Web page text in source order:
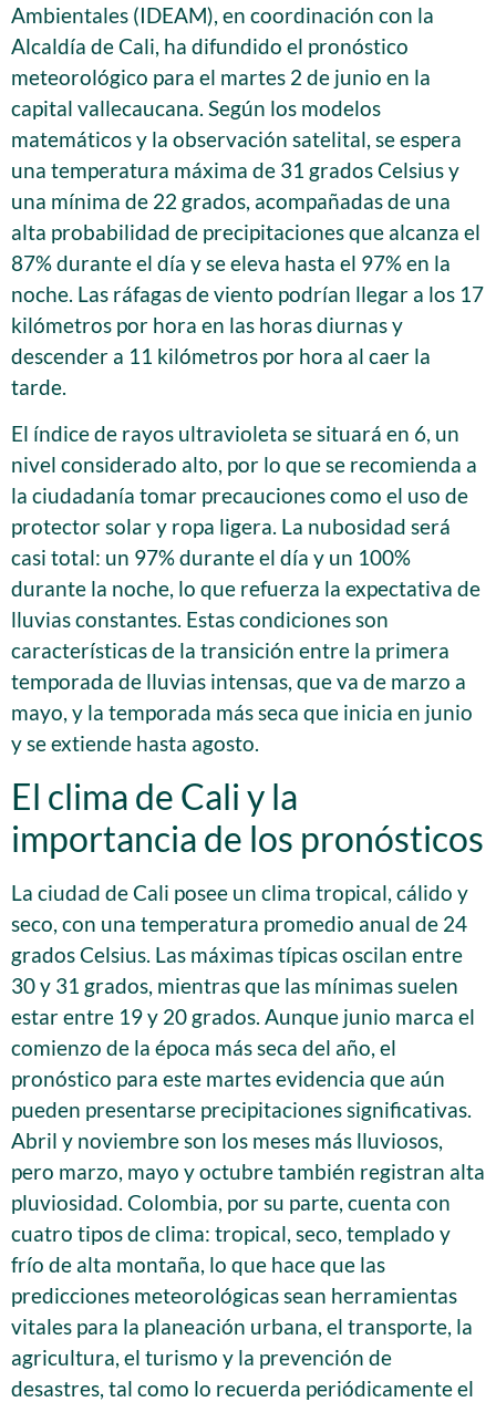
Ambientales (IDEAM), en coordinación con la
Alcaldía de Cali, ha difundido el pronóstico
meteorológico para el martes 2 de junio en la
capital vallecaucana. Según los modelos
matemáticos y la observación satelital, se espera
una temperatura máxima de 31 grados Celsius y
una mínima de 22 grados, acompañadas de una
alta probabilidad de precipitaciones que alcanza el
87% durante el día y se eleva hasta el 97% en la
noche. Las ráfagas de viento podrían llegar a los 17
kilómetros por hora en las horas diurnas y
descender a 11 kilómetros por hora al caer la
tarde.
El índice de rayos ultravioleta se situará en 6, un
nivel considerado alto, por lo que se recomienda a
la ciudadanía tomar precauciones como el uso de
protector solar y ropa ligera. La nubosidad será
casi total: un 97% durante el día y un 100%
durante la noche, lo que refuerza la expectativa de
lluvias constantes. Estas condiciones son
características de la transición entre la primera
temporada de lluvias intensas, que va de marzo a
mayo, y la temporada más seca que inicia en junio
y se extiende hasta agosto.
El clima de Cali y la
importancia de los pronósticos
La ciudad de Cali posee un clima tropical, cálido y
seco, con una temperatura promedio anual de 24
grados Celsius. Las máximas típicas oscilan entre
30 y 31 grados, mientras que las mínimas suelen
estar entre 19 y 20 grados. Aunque junio marca el
comienzo de la época más seca del año, el
pronóstico para este martes evidencia que aún
pueden presentarse precipitaciones significativas.
Abril y noviembre son los meses más lluviosos,
pero marzo, mayo y octubre también registran alta
pluviosidad. Colombia, por su parte, cuenta con
cuatro tipos de clima: tropical, seco, templado y
frío de alta montaña, lo que hace que las
predicciones meteorológicas sean herramientas
vitales para la planeación urbana, el transporte, la
agricultura, el turismo y la prevención de
desastres, tal como lo recuerda periódicamente el